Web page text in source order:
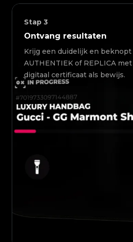
Stap 3
Ontvang resultaten
Krijg een duidelijk en beknopt
AUTHENTIEK of REPLICA
digitaal certificaat als bewijs.